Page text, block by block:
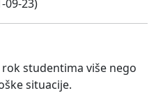
09-23)
studentima više nego
situacije.